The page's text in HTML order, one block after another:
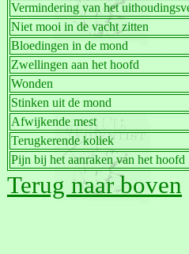
Vermindering van het
Niet mooi in de vacht zitten
Bloedingen in de mond
Zwellingen aan het hoofd
Wonden
Stinken uit de mond
Afwijkende mest
Terugkerende koliek
Pijn bij het aanraken van het hoofd
Terug naar boven